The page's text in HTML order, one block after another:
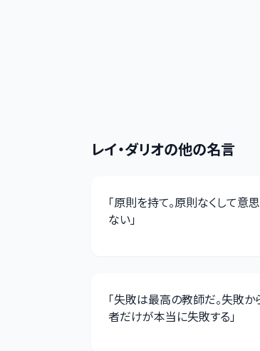
レイ・ダリオの他の名言
「原則を持て。原則なくして意
ない」
「失敗は最高の教師だ。失敗か
者だけが本当に失敗する」